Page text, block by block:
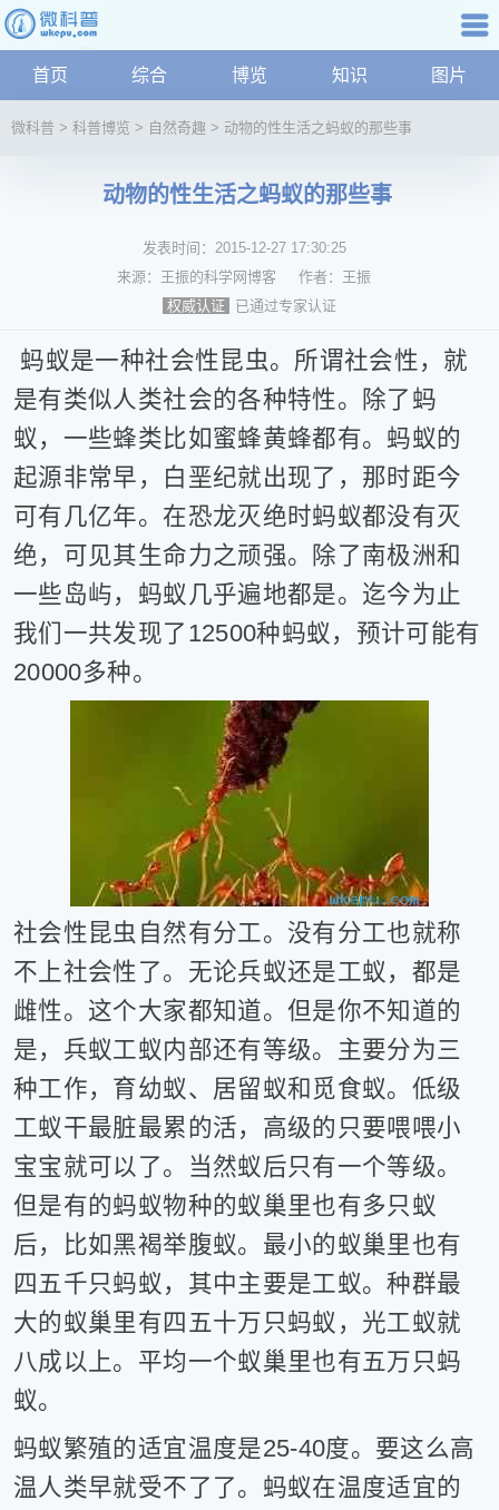
科普知识 航
首页 综合 博览 知识 图片
科
技
化
健
康
家
庭
学
术
人
趣
答
片
滚
动
多
﹥
微科普 > 科普博览 > 自然奇趣 > 动物的性生活之蚂蚁的那些事
动物的性生活之蚂蚁的那些事
发表时间： 2015-12-27 17:30:25
来源： 王振的科学网博客 作者： 王振
权威认证
已通过专家认证
蚂蚁是一种社会性昆虫。所谓社会性，就
是有类似人类社会的各种特性。除了蚂
蚁，一些蜂类比如蜜蜂黄蜂都有。蚂蚁的
起源非常早，白垩纪就出现了，那时距今
可有几亿年。在恐龙灭绝时蚂蚁都没有灭
绝，可见其生命力之顽强。除了南极洲和
一些岛屿，蚂蚁几乎遍地都是。迄今为止
我们一共发现了12500种蚂蚁，预计可能有
20000多种。
社会性昆虫自然有分工。没有分工也就称
不上社会性了。无论兵蚁还是工蚁，都是
雌性。这个大家都知道。但是你不知道的
是，兵蚁工蚁内部还有等级。主要分为三
种工作，育幼蚁、居留蚁和觅食蚁。低级
工蚁干最脏最累的活，高级的只要喂喂小
宝宝就可以了。当然蚁后只有一个等级。
但是有的蚂蚁物种的蚁巢里也有多只蚁
后，比如黑褐举腹蚁。最小的蚁巢里也有
四五千只蚂蚁，其中主要是工蚁。种群最
大的蚁巢里有四五十万只蚂蚁，光工蚁就
八成以上。平均一个蚁巢里也有五万只蚂
蚁。
蚂蚁繁殖的适宜温度是25-40度。要这么高
温人类早就受不了了。蚂蚁在温度适宜的